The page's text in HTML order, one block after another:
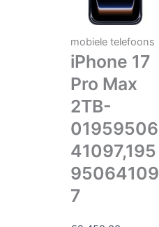
mobiele telefoons
iPhone 17
Pro Max
2TB-
01959506
41097,195
95064109
7